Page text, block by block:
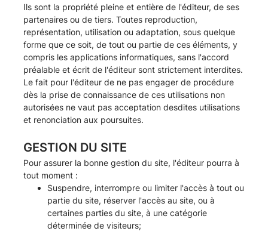
Ils sont la propriété pleine et entière de l'éditeur, de ses
partenaires ou de tiers. Toutes reproduction,
représentation, utilisation ou adaptation, sous quelque
forme que ce soit, de tout ou partie de ces éléments, y
compris les applications informatiques, sans l'accord
préalable et écrit de l'éditeur sont strictement interdites.
Le fait pour l'éditeur de ne pas engager de procédure
dès la prise de connaissance de ces utilisations non
autorisées ne vaut pas acceptation desdites utilisations
et renonciation aux poursuites.
GESTION DU SITE
Pour assurer la bonne gestion du site, l'éditeur pourra à
tout moment :
Suspendre, interrompre ou limiter l'accès à tout ou
partie du site, réserver l'accès au site, ou à
certaines parties du site, à une catégorie
déterminée de visiteurs;